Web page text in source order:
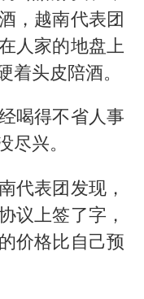
，越南代表团
人家的地盘上
头皮陪酒。
喝得不省人事
兴。
代表团发现，
议上签了字，
价格比自己预